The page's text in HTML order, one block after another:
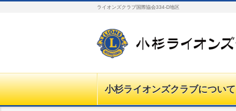
ライオンズクラブ国際協会334-D地区
小杉ライオンズクラブについて